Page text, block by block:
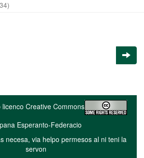
)
licenco Creative Commons
Esperanto-Federacio
necesa, via helpo permesos al ni teni la
servon